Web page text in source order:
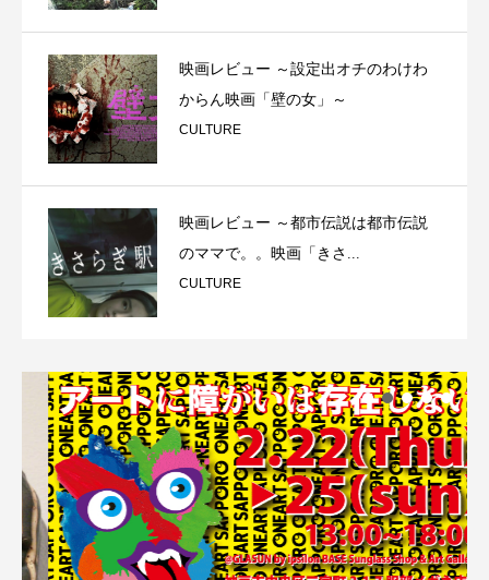
映画レビュー ～設定出オチのわけわ
からん映画「壁の女」～
CULTURE
映画レビュー ～都市伝説は都市伝説
のママで。。映画「きさ...
CULTURE